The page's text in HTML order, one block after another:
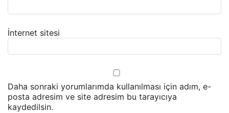
İnternet sitesi
Daha sonraki yorumlarımda kullanılması için adım, e-
posta adresim ve site adresim bu tarayıcıya
kaydedilsin.